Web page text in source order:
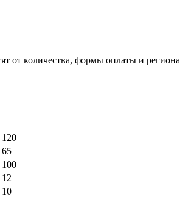
от количества, формы оплаты и региона
120
65
100
12
10